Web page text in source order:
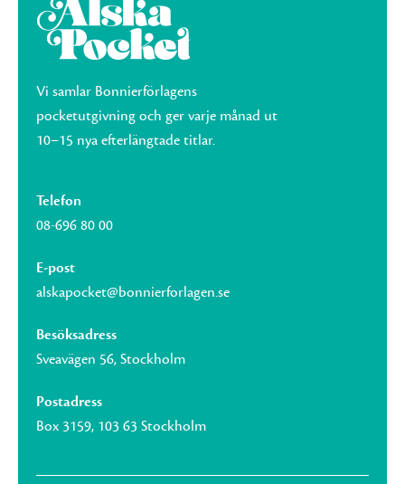
Vi samlar Bonnierförlagens
pocketutgivning och ger varje månad ut
10–15 nya efterlängtade titlar.
Telefon
08-696 80 00
E-post
alskapocket@bonnierforlagen.se
Besöksadress
Sveavägen 56, Stockholm
Postadress
Box 3159, 103 63 Stockholm